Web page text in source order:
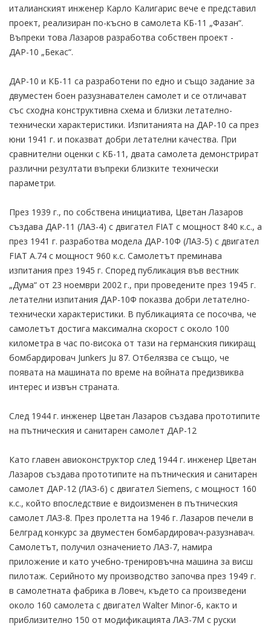
италианският инженер Карло Калигарис вече е представил
проект, реализиран по-късно в самолета КБ-11 „Фазан“.
Въпреки това Лазаров разработва собствен проект -
ДАР-10 „Бекас“.
ДАР-10 и КБ-11 са разработени по едно и също задание за
двуместен боен разузнавателен самолет и се отличават
със сходна конструктивна схема и близки летателно-
технически характеристики. Изпитанията на ДАР-10 са през
юни 1941 г. и показват добри летателни качества. При
сравнителни оценки с КБ-11, двата самолета демонстрират
различни резултати въпреки близките технически
параметри.
През 1939 г., по собствена инициатива, Цветан Лазаров
създава ДАР-11 (ЛАЗ-4) с двигател FIAT с мощност 840 к.с., а
през 1941 г. разработва модела ДАР-10Ф (ЛАЗ-5) с двигател
FIAT A.74 с мощност 960 к.с. Самолетът преминава
изпитания през 1945 г. Според публикация във вестник
„Дума“ от 23 ноември 2002 г., при проведените през 1945 г.
летателни изпитания ДАР-10Ф показва добри летателно-
технически характеристики. В публикацията се посочва, че
самолетът достига максимална скорост с около 100
километра в час по-висока от тази на германския пикиращ
бомбардировач Junkers Ju 87. Отбелязва се също, че
появата на машината по време на войната предизвиква
интерес и извън страната.
След 1944 г. инженер Цветан Лазаров създава прототипите
на пътническия и санитарен самолет ДАР-12
Като главен авиоконструктор след 1944 г. инженер Цветан
Лазаров създава прототипите на пътническия и санитарен
самолет ДАР-12 (ЛАЗ-6) с двигател Siemens, с мощност 160
к.с., който впоследствие е видоизменен в пътническия
самолет ЛАЗ-8. През пролетта на 1946 г. Лазаров печели в
Белград конкурс за двуместен бомбардировач-разузнавач.
Самолетът, получил означението ЛАЗ-7, намира
приложение и като учебно-тренировъчна машина за висш
пилотаж. Серийното му производство започва през 1949 г.
в самолетната фабрика в Ловеч, където са произведени
около 160 самолета с двигател Walter Minor-6, както и
приблизително 150 от модификацията ЛАЗ-7М с руски